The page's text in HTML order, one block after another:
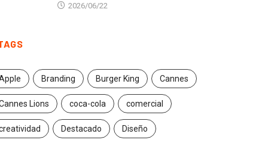
2026/06/22
Branding Burger King Cannes
Lions coca-cola comercial
Destacado Diseño